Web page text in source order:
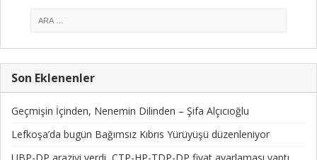
Son Eklenenler
Geçmişin İçinden, Nenemin Dilinden – Şifa Alçıcıoğlu
Lefkoşa’da bugün Bağımsız Kıbrıs Yürüyüşü düzenleniyor